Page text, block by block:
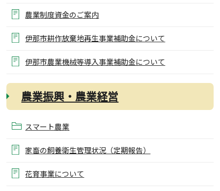
農業制度資金のご案内
伊那市耕作放棄地再生事業補助金について
伊那市農業機械等導入事業補助金について
農業振興・農業経営
スマート農業
家畜の飼養衛生管理状況（定期報告）
花育事業について